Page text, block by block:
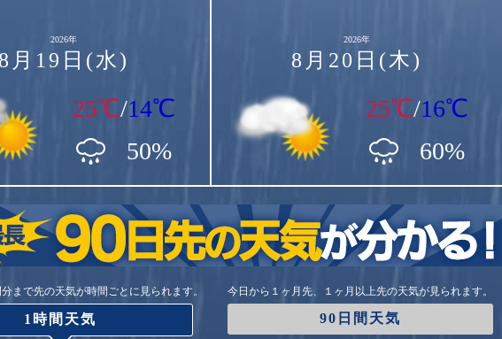
2026年
8月19日(水)
25℃/14℃
50%
2026年
8月20日(木)
25℃/16℃
60%
まで先の天気が時間ごとに見られます。
1時間天気
今日から１ヶ月先、１ヶ月以上先の天気が見られます。
90日間天気